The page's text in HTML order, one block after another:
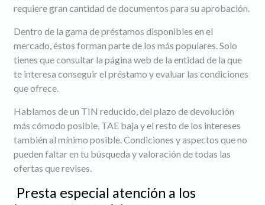
requiere gran cantidad de documentos para su aprobación.
Dentro de la gama de préstamos disponibles en el
mercado, éstos forman parte de los más populares. Solo
tienes que consultar la página web de la entidad de la que
te interesa conseguir el préstamo y evaluar las condiciones
que ofrece.
Hablamos de un TIN reducido, del plazo de devolución
más cómodo posible, TAE baja y el resto de los intereses
también al mínimo posible. Condiciones y aspectos que no
pueden faltar en tu búsqueda y valoración de todas las
ofertas que revises.
Presta especial atención a los